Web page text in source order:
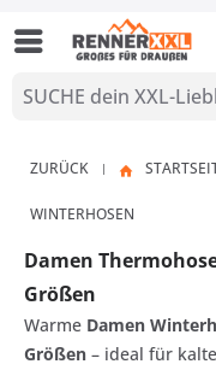
ZURÜCK |
WINTERHOSEN
Damen
Größen
Warme Damen
Größen – ideal für